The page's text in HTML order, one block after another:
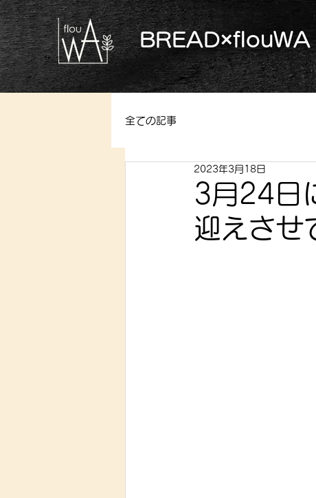
BREAD×flouWA​
全ての記事
3月24日
迎えさせ
2023年3月18日